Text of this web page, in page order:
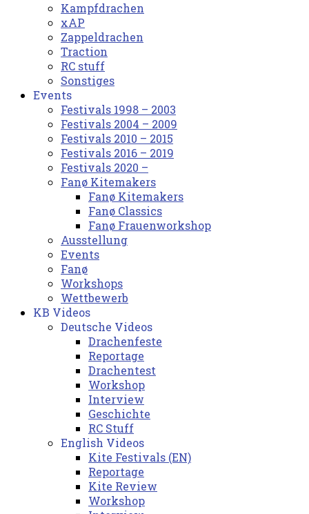
Kampfdrachen
xAP
Zappeldrachen
Traction
RC stuff
Sonstiges
Events
Festivals 1998 – 2003
Festivals 2004 – 2009
Festivals 2010 – 2015
Festivals 2016 – 2019
Festivals 2020 –
Fanø Kitemakers
Fanø Kitemakers
Fanø Classics
Fanø Frauenworkshop
Ausstellung
Events
Fanø
Workshops
Wettbewerb
KB Videos
Deutsche Videos
Drachenfeste
Reportage
Drachentest
Workshop
Interview
Geschichte
RC Stuff
English Videos
Kite Festivals (EN)
Reportage
Kite Review
Workshop